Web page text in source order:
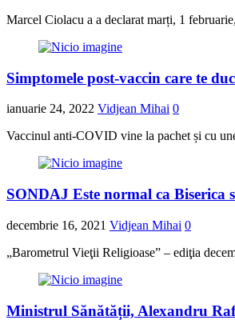
Marcel Ciolacu a a declarat marți, 1
Simptomele post-vaccin care te
ianuarie 24, 2022 Vidjean Mihai 0
Vaccinul anti-COVID vine la pachet și cu
SONDAJ Este normal ca Biserica
decembrie 16, 2021 Vidjean Mihai 0
„Barometrul Vieţii Religioase” – ediţia
Ministrul Sănătății, Alexandru